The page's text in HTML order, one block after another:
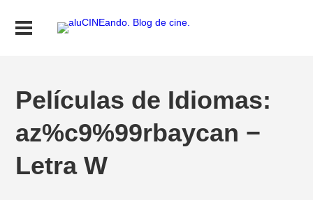
Películas de Idiomas:
az%c9%99rbaycan −
Letra W